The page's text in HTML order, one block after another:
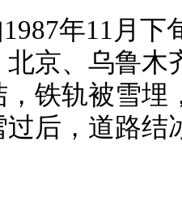
年11月
京、乌鲁木
铁轨被雪埋
后，道路结